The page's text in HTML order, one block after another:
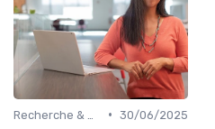
• 30/06/2025